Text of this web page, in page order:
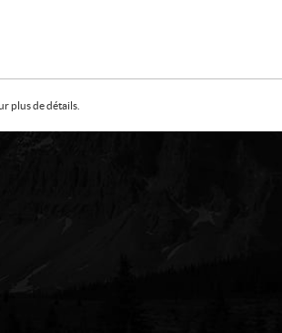
plus de détails.